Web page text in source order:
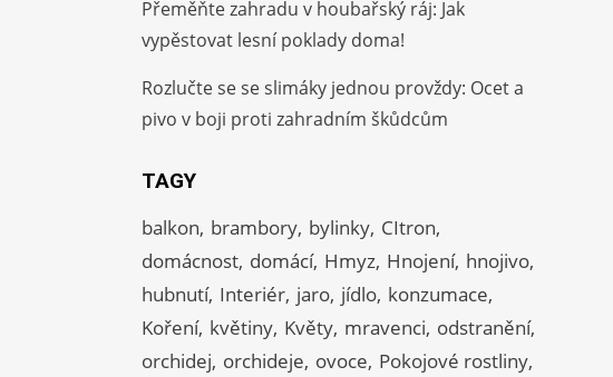
Přeměňte zahradu v houbařský ráj: Jak
vypěstovat lesní poklady doma!
Rozlučte se se slimáky jednou provždy: Ocet a
pivo v boji proti zahradním škůdcům
TAGY
balkon brambory bylinky CItron
domácnost domácí Hmyz Hnojení hnojivo
hubnutí Interiér jaro jídlo konzumace
Koření květiny Květy mravenci odstranění
orchidej orchideje ovoce Pokojové rostliny